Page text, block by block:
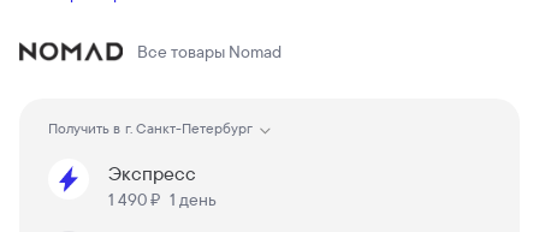
Все товары Nomad
Получить в г. Санкт-Петербург
Экспресс
1 490 ₽ 1 день